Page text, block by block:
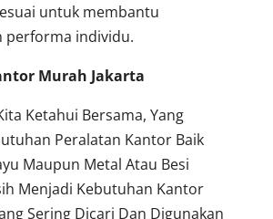
untuk membantu
performa individu.
Murah Jakarta
Ketahui Bersama, Yang
Peralatan Kantor Baik
Maupun Metal Atau Besi
Menjadi Kebutuhan Kantor
Sering Dicari Dan Digunakan